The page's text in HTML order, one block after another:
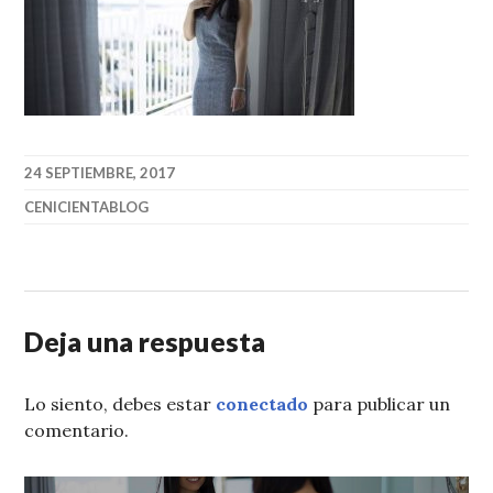
24 SEPTIEMBRE, 2017
CENICIENTABLOG
Deja una respuesta
Lo siento, debes estar conectado para publicar un
comentario.